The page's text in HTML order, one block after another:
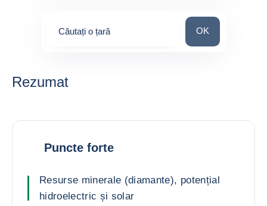
Căutați o țară Căutați o țară
OK
Rezumat
Puncte forte
Resurse minerale (diamante), potențial
hidroelectric și solar